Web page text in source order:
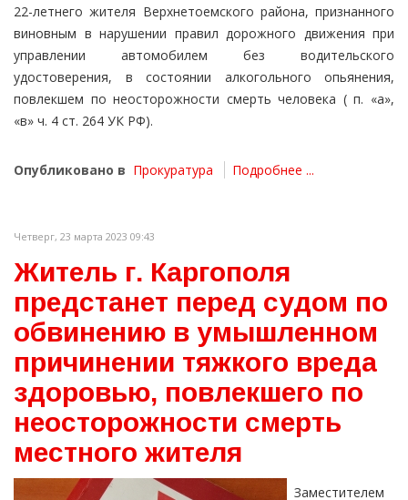
22-летнего жителя Верхнетоемского района, признанного
виновным в нарушении правил дорожного движения при
управлении автомобилем без водительского
удостоверения, в состоянии алкогольного опьянения,
повлекшем по неосторожности смерть человека ( п. «а»,
«в» ч. 4 ст. 264 УК РФ).
Опубликовано в Прокуратура Подробнее ...
Четверг, 23 марта 2023 09:43
Житель г. Каргополя
предстанет перед судом по
обвинению в умышленном
причинении тяжкого вреда
здоровью, повлекшего по
неосторожности смерть
местного жителя
Заместителем